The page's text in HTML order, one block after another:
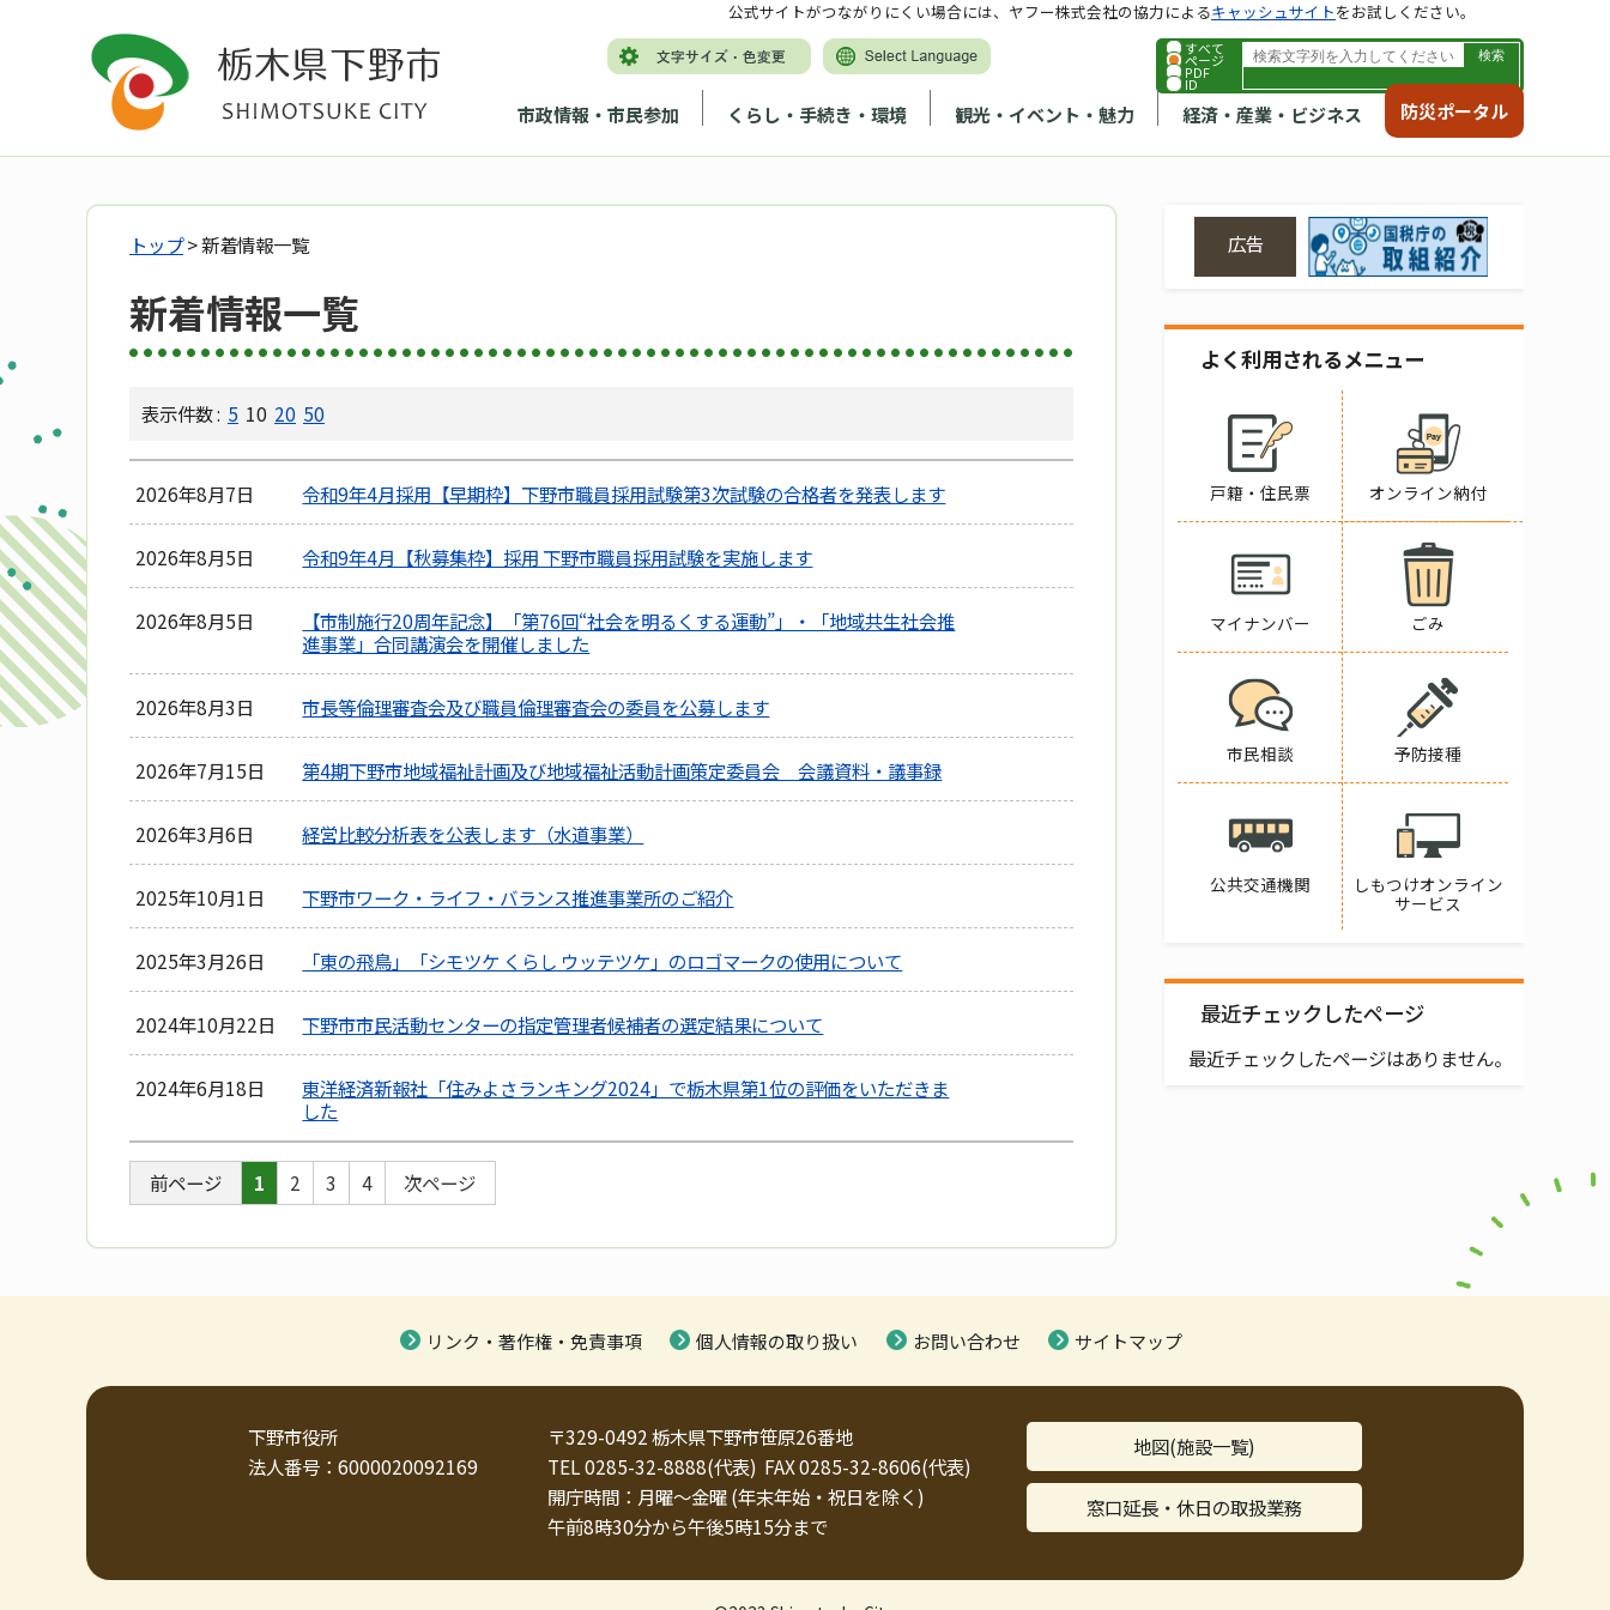
すべて
ページ
PDF
ID
市政情報・市民参加 くらし・手続き・環境 観光・イベント・魅力 経済・産業・ビジネス 防災ポータル
公式サイトがつながりにくい場合には、ヤフー株式会社の協力によるキャッシュサイトをお試しください。
トップ> 新着情報一覧
新着情報一覧
表示件数 : 5 10 20 50
2026年8月7日 令和9年4月採用【早期枠】下野市職員採用試験第3次試験の合格者を発表します
2026年8月5日 令和9年4月【秋募集枠】採用 下野市職員採用試験を実施します
2026年8月5日
【市制施行20周年記念】「第76回“社会を明るくする運動”」・「地域共生社会推
進事業」合同講演会を開催しました
2026年8月3日 市長等倫理審査会及び職員倫理審査会の委員を公募します
2026年7月15日 第4期下野市地域福祉計画及び地域福祉活動計画策定委員会 会議資料・議事録
2026年3月6日 経営比較分析表を公表します（水道事業）
2025年10月1日 下野市ワーク・ライフ・バランス推進事業所のご紹介
2025年3月26日 「東の飛鳥」「シモツケ くらし ウッテツケ」のロゴマークの使用について
2024年10月22日 下野市市民活動センターの指定管理者候補者の選定結果について
2024年6月18日
東洋経済新報社「住みよさランキング2024」で栃木県第1位の評価をいただきま
した
前ページ 1 2 3 4 次ページ
広告
よく利用されるメニュー
戸籍・住民票 オンライン納付
マイナンバー ごみ
市民相談 予防接種
公共交通機関
しもつけオンライン
サービス
最近チェックしたページ
最近チェックしたページはありません。
リンク・著作権・免責事項 個人情報の取り扱い お問い合わせ サイトマップ
下野市役所
法人番号：6000020092169
〒329-0492 栃木県下野市笹原26番地
TEL 0285-32-8888(代表) FAX 0285-32-8606(代表)
開庁時間：月曜～金曜 (年末年始・祝日を除く)
午前8時30分から午後5時15分まで
地図(施設一覧)
窓口延長・休日の取扱業務